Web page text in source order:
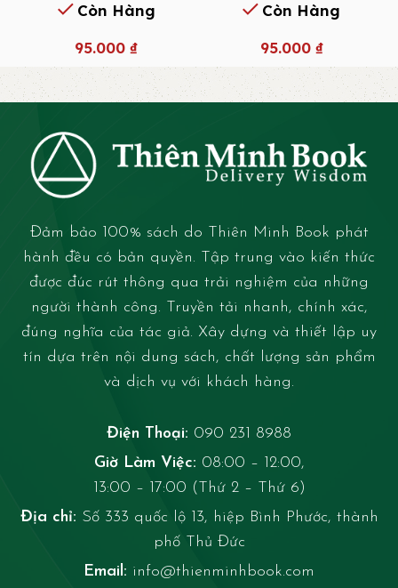
Còn Hàng
95.000 ₫
Còn Hàng
95.000 ₫
Đảm bảo 100% sách do Thiên Minh Book phát
hành đều có bản quyền. Tập trung vào kiến thức
được đúc rút thông qua trải nghiệm của những
người thành công. Truyền tải nhanh, chính xác,
đúng nghĩa của tác giả. Xây dựng và thiết lập uy
tín dựa trên nội dung sách, chất lượng sản phẩm
và dịch vụ với khách hàng.
Điện Thoại: 090 231 8988
Giờ Làm Việc: 08:00 – 12:00,
13:00 – 17:00 (Thứ 2 – Thứ 6)
Địa chỉ: Số 333 quốc lộ 13, hiệp Bình Phước, thành
phố Thủ Đức
Email: info@thienminhbook.com